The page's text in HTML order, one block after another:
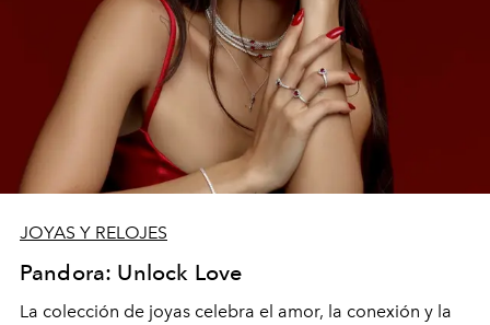
JOYAS Y RELOJES
Pandora: Unlock Love
La colección de joyas celebra el amor, la conexión y la